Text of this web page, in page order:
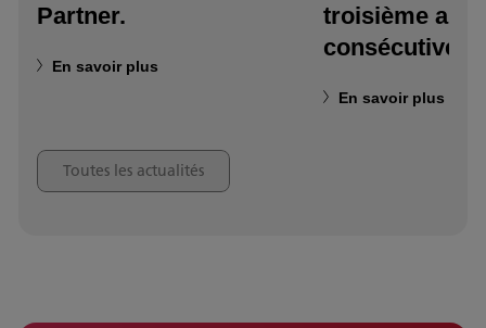
Partner.
En savoir plus
troisième
consécutive
En savoir plus
Toutes les actualités